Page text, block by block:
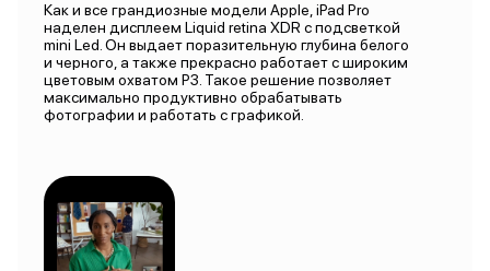
Как и все грандиозные модели Apple, iPad Pro
наделен дисплеем Liquid retina XDR c подсветкой
mini Led. Он выдает поразительную глубина белого
и черного, а также прекрасно работает с широким
цветовым охватом P3. Такое решение позволяет
максимально продуктивно обрабатывать
фотографии и работать с графикой.